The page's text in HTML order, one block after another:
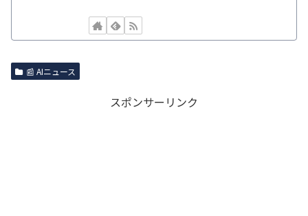
📰 AIニュース
スポンサーリンク